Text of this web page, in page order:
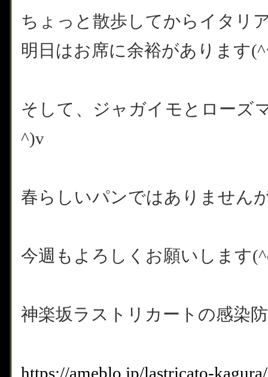
ちょっと散歩してからイタリ
明日はお席に余裕があります
そして、ジャガイモとローズ
^)v
春らしいパンではありません
今週もよろしくお願いします
神楽坂ラストリカートの感染
https://ameblo.jp/lastricato-